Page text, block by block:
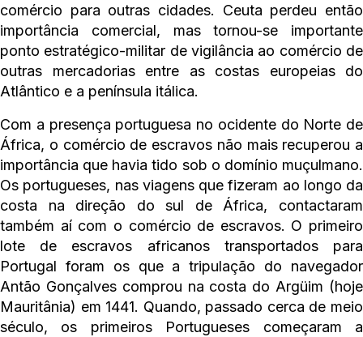
comércio para outras cidades. Ceuta perdeu então
importância comercial, mas tornou-se importante
ponto estratégico-militar de vigilância ao comércio de
outras mercadorias entre as costas europeias do
Atlântico e a península itálica.
Com a presença portuguesa no ocidente do Norte de
África, o comércio de escravos não mais recuperou a
importância que havia tido sob o domínio muçulmano.
Os portugueses, nas viagens que fizeram ao longo da
costa na direção do sul de África, contactaram
também aí com o comércio de escravos. O primeiro
lote de escravos africanos transportados para
Portugal foram os que a tripulação do navegador
Antão Gonçalves comprou na costa do Argüim (hoje
Mauritânia) em 1441. Quando, passado cerca de meio
século, os primeiros Portugueses começaram a